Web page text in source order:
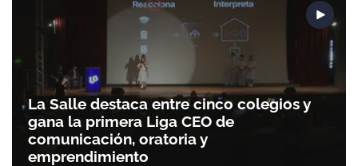
ACEPTAR
La Salle destaca entre cinco colegios y
gana la primera Liga CEO de
comunicación, oratoria y
emprendimiento